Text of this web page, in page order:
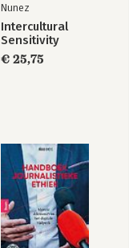
Nunez
Intercultural
Sensitivity
€ 25,75